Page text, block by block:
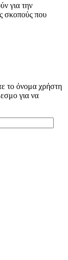
για την
σκοπούς που
το όνομα χρήστη
για να